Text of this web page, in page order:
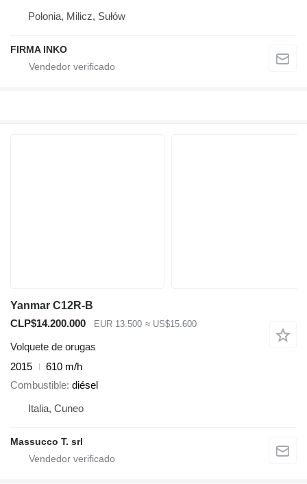
Polonia, Milicz, Sułów
FIRMA INKO
Yanmar C12R-B
CLP$14.200.000
EUR 13.500 ≈ US$15.600
Volquete de orugas
2015
610 m/h
Combustible diésel
Italia, Cuneo
Massucco T. srl